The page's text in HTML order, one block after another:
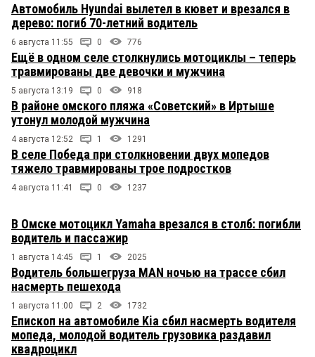
Автомобиль Hyundai вылетел в кювет и врезался в
дерево: погиб 70-летний водитель
6 августа 11:55 0 776
Ещё в одном селе столкнулись мотоциклы – теперь
травмированы две девочки и мужчина
5 августа 13:19 0 918
В районе омского пляжа «Советский» в Иртыше
утонул молодой мужчина
4 августа 12:52 1 1291
В селе Победа при столкновении двух мопедов
тяжело травмированы трое подростков
4 августа 11:41 0 1237
В Омске мотоцикл Yamaha врезался в столб: погибли
водитель и пассажир
1 августа 14:45 1 2025
Водитель большегруза MAN ночью на трассе сбил
насмерть пешехода
1 августа 11:00 2 1732
Епископ на автомобиле Kia сбил насмерть водителя
мопеда, молодой водитель грузовика раздавил
квадроцикл